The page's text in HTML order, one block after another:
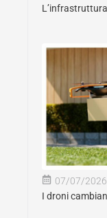
07/07/2026
I droni